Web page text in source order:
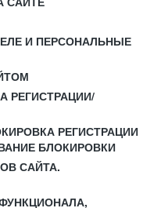
И ПЕРСОНАЛЬНЫЕ
РЕГИСТРАЦИИ/
РЕГИСТРАЦИИ
БЛОКИРОВКИ
САЙТА.